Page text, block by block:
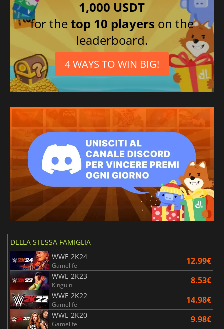
1,000 USDT
for thetop 10 players on the
leaderboard.
4 WAYS TO WIN BIG!
DELLA STESSA FAMIGLIA
WWE 2K24
Gamelife 12.99€
WWE 2K23
Kinguin 8.53€
WWE 2K22
Gamelife 14.98€
WWE 2K20
Gamelife 9.98€